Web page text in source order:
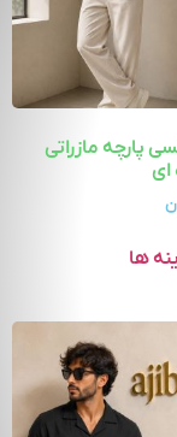
پارچه مازراتی
ای
ها